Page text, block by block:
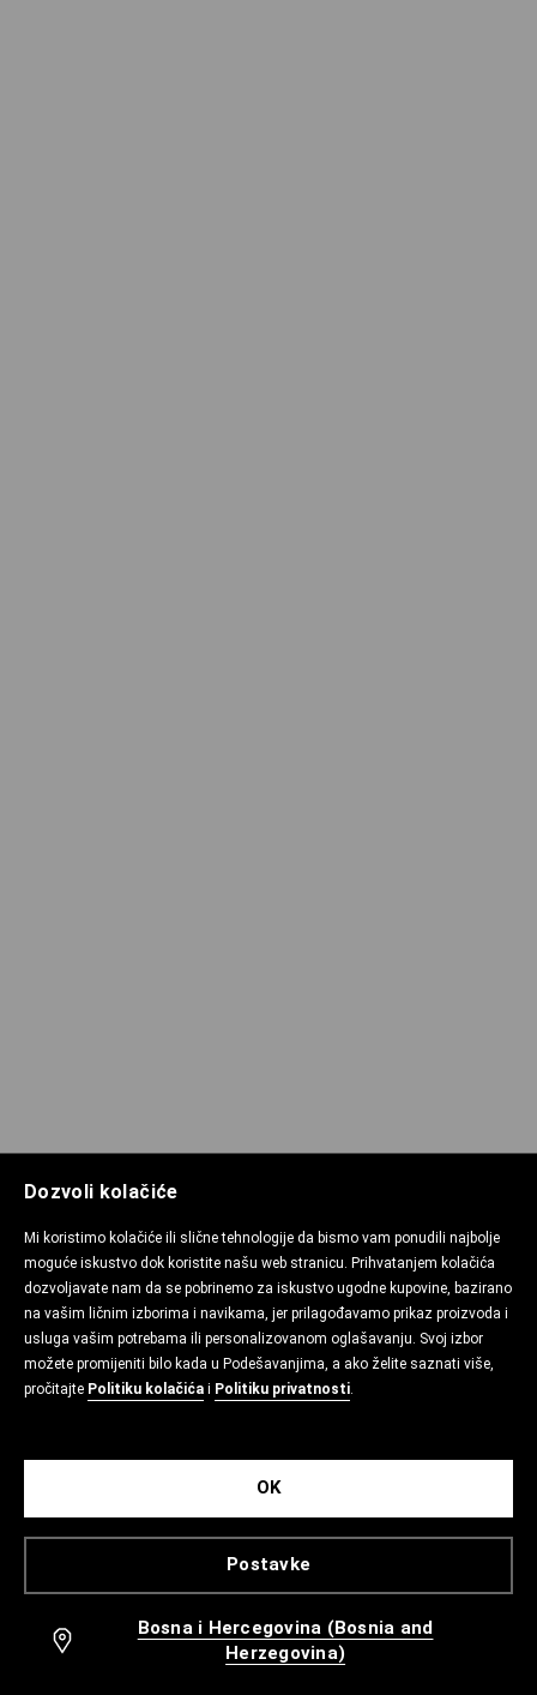
Dozvoli kolačiće
Mi koristimo kolačiće ili slične tehnologije da bismo vam ponudili najbolje
moguće iskustvo dok koristite našu web stranicu. Prihvatanjem kolačića
dozvoljavate nam da se pobrinemo za iskustvo ugodne kupovine, bazirano
na vašim ličnim izborima i navikama, jer prilagođavamo prikaz proizvoda i
usluga vašim potrebama ili personalizovanom oglašavanju. Svoj izbor
možete promijeniti bilo kada u Podešavanjima, a ako želite saznati više,
pročitajte Politiku kolačića i Politiku privatnosti.
Postavke
OK
Bosna i Hercegovina (Bosnia and
Herzegovina)